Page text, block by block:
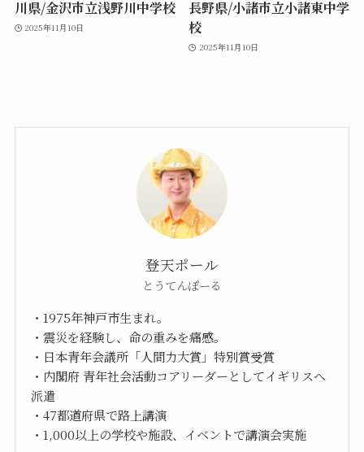
川県/金沢市立浅野川中学校
2025年11月10日
長野県/小諸市立小諸東中学
校
2025年11月10日
登天ポール
とうてんぽーる
・1975年神戸市生まれ。
・震災を経験し、命の重みを痛感。
・日本青年会議所「人間力大賞」特別賞受賞
・内閣府 青年社会活動コアリーダーとしてイギリスへ
派遣
・47都道府県で路上講演
・1,000以上の学校や施設、イベントで講演会実施